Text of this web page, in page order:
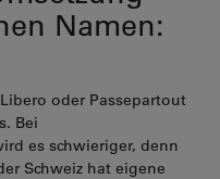
Namen:
oder Passepartout
Bei
es schwieriger, denn
Schweiz hat eigene